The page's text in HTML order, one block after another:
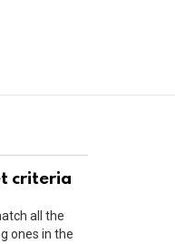
criteria
all the
ones in the